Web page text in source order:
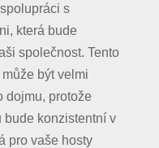
s
která bude
společnost. Tento
být velmi
dojmu, protože
bude konzistentní v
pro vaše hosty